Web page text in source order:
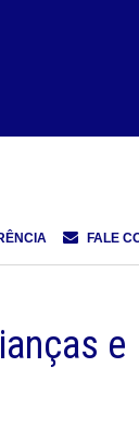
FALE
e